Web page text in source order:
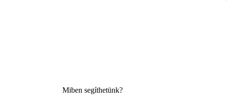
Miben segíthetünk?